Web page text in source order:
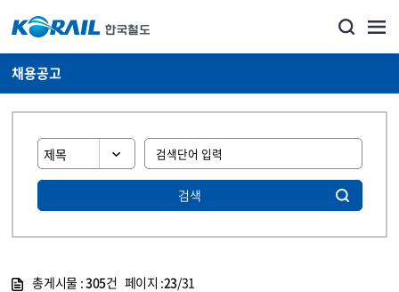
채용공고
검색
총게시물 :305건 페이지 :23/31